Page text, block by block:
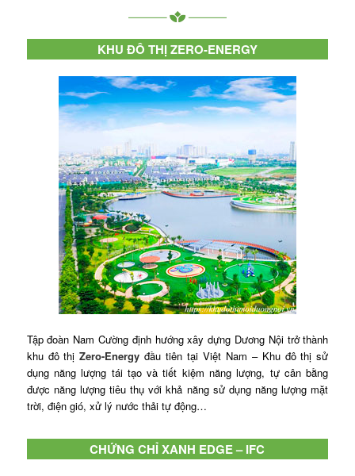
KHU ĐÔ THỊ ZERO-ENERGY
Tập đoàn Nam Cường định hướng xây dựng Dương Nội trở thành
khu đô thịZero-Energy đầu tiên tại Việt Nam – Khu đô thị sử
dụng năng lượng tái tạo và tiết kiệm năng lượng, tự cân bằng
được năng lượng tiêu thụ với khả năng sử dụng năng lượng mặt
trời, điện gió, xử lý nước thải tự động…
CHỨNG CHỈ XANH EDGE – IFC